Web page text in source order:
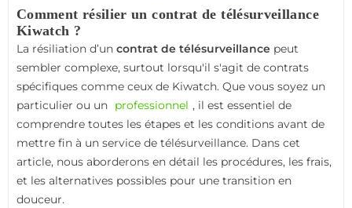
3.4. 4. Comprendre les frais de résiliation
3.5. 5. Confirmer la résiliation
4. Alternatives à la télésurveillance Kiwatch
4.1. 1. Solutions de vidéosurveillance avec installation
autonome
4.2. 2. Alarmes connectées avec suivi en temps réel
4.3. 3. Fournisseurs concurrents
5. Questions fréquentes sur la résiliation Kiwatch
5.1. Quels sont les frais de résiliation d’un contrat
Kiwatch ?
5.2. Est-il possible de résilier un contrat Kiwatch sans
Comment résilier un contrat de télésurveillance
Kiwatch ?
La résiliation d’un contrat de télésurveillance peut
sembler complexe, surtout lorsqu'il s'agit de contrats
spécifiques comme ceux de Kiwatch. Que vous soyez un
particulier ou un professionnel , il est essentiel de
comprendre toutes les étapes et les conditions avant de
mettre fin à un service de télésurveillance. Dans cet
article, nous aborderons en détail les procédures, les frais,
et les alternatives possibles pour une transition en
douceur.